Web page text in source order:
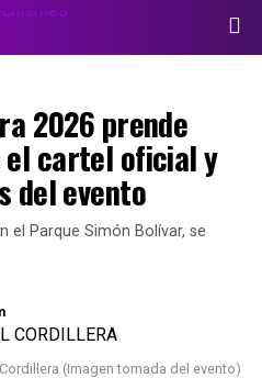
2026 prende
el cartel oficial y
del evento
el Parque Simón Bolívar, se
(Imagen tomada del evento)